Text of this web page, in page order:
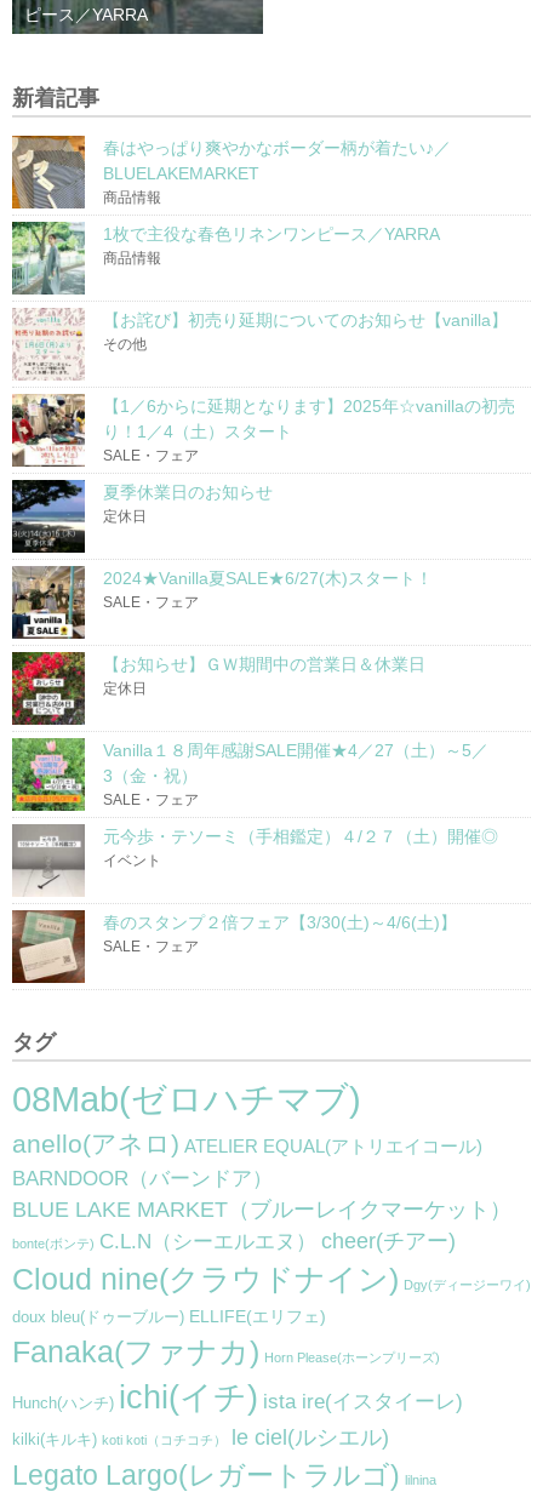
ピース／YARRA
新着記事
春はやっぱり爽やかなボーダー柄が着たい♪／
BLUELAKEMARKET
商品情報
1枚で主役な春色リネンワンピース／YARRA
商品情報
【お詫び】初売り延期についてのお知らせ【vanilla】
その他
【1／6からに延期となります】2025年☆vanillaの初売
り！1／4（土）スタート
SALE・フェア
夏季休業日のお知らせ
定休日
2024★Vanilla夏SALE★6/27(木)スタート！
SALE・フェア
【お知らせ】ＧＷ期間中の営業日＆休業日
定休日
Vanilla１８周年感謝SALE開催★4／27（土）～5／
3（金・祝）
SALE・フェア
元今歩・テソーミ（手相鑑定）４/２７（土）開催◎
イベント
春のスタンプ２倍フェア【3/30(土)～4/6(土)】
SALE・フェア
タグ
08Mab(ゼロハチマブ)
anello(アネロ) ATELIER EQUAL(アトリエイコール)
BARNDOOR（バーンドア）
BLUE LAKE MARKET（ブルーレイクマーケット）
bonte(ボンテ) C.L.N（シーエルエヌ） cheer(チアー)
Cloud nine(クラウドナイン) Dgy(ディージーワイ)
doux bleu(ドゥーブルー) ELLIFE(エリフェ)
Fanaka(ファナカ) Horn Please(ホーンプリーズ)
Hunch(ハンチ) ichi(イチ) ista ire(イスタイーレ)
kilki(キルキ) koti koti（コチコチ） le ciel(ルシエル)
Legato Largo(レガートラルゴ) lilnina